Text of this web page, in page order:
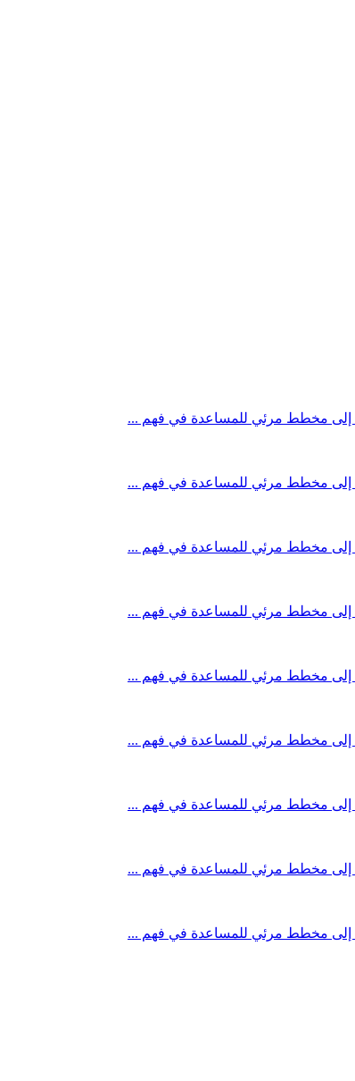
إلى مخطط مرئي للمساعدة في فهم ...
إلى مخطط مرئي للمساعدة في فهم ...
إلى مخطط مرئي للمساعدة في فهم ...
إلى مخطط مرئي للمساعدة في فهم ...
إلى مخطط مرئي للمساعدة في فهم ...
إلى مخطط مرئي للمساعدة في فهم ...
إلى مخطط مرئي للمساعدة في فهم ...
إلى مخطط مرئي للمساعدة في فهم ...
إلى مخطط مرئي للمساعدة في فهم ...